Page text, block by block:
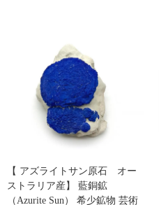
【 アズライトサン原石 オー
ストラリア産】 藍銅鉱
（Azurite Sun） 希少鉱物 芸術